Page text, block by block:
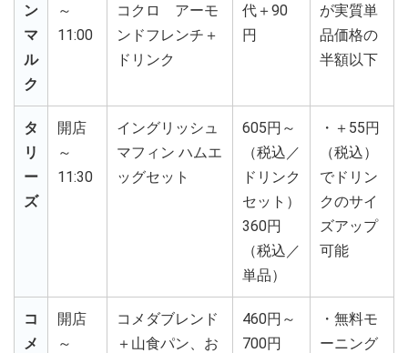
ン
マ
ル
ク
～
11:00
コクロ アーモ
ンドフレンチ＋
ドリンク
代＋90
円
が実質単
品価格の
半額以下
タ
リ
ー
ズ
開店
～
11:30
イングリッシュ
マフィン ハムエ
ッグセット
605円～
（税込／
ドリンク
セット）
360円
（税込／
単品）
・＋55円
（税込）
でドリン
クのサイ
ズアップ
可能
コ
メ
開店
～
コメダブレンド
＋山食パン、お
460円～
700円
・無料モ
ーニング